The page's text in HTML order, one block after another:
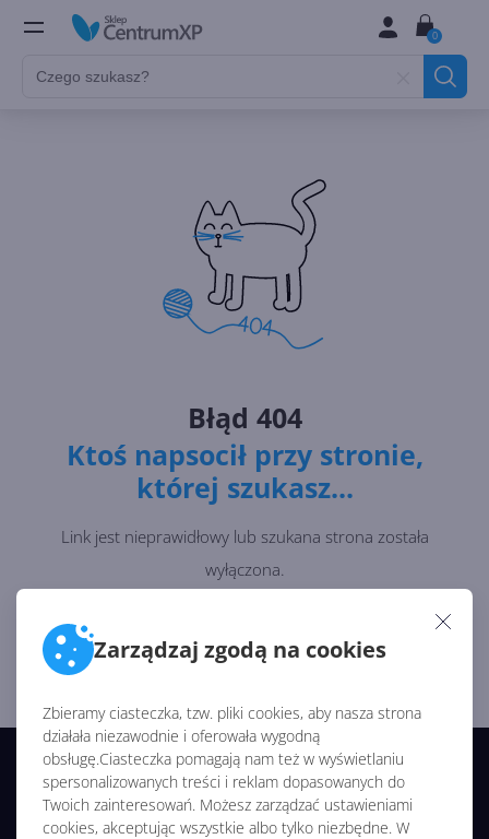
Zarządzaj zgodą na cookies
Zbieramy ciasteczka, tzw. pliki cookies, aby nasza strona
działała niezawodnie i oferowała wygodną
obsługę.Ciasteczka pomagają nam też w wyświetlaniu
spersonalizowanych treści i reklam dopasowanych do
Twoich zainteresowań. Możesz zarządzać ustawieniami
cookies, akceptując wszystkie albo tylko niezbędne. W
0
Błąd 404
Ktoś napsocił przy stronie,
której szukasz...
Link jest nieprawidłowy lub szukana strona została
wyłączona.
© 2026 CentrumXP/Onex Group
Wszelkie prawa zastrzeżone